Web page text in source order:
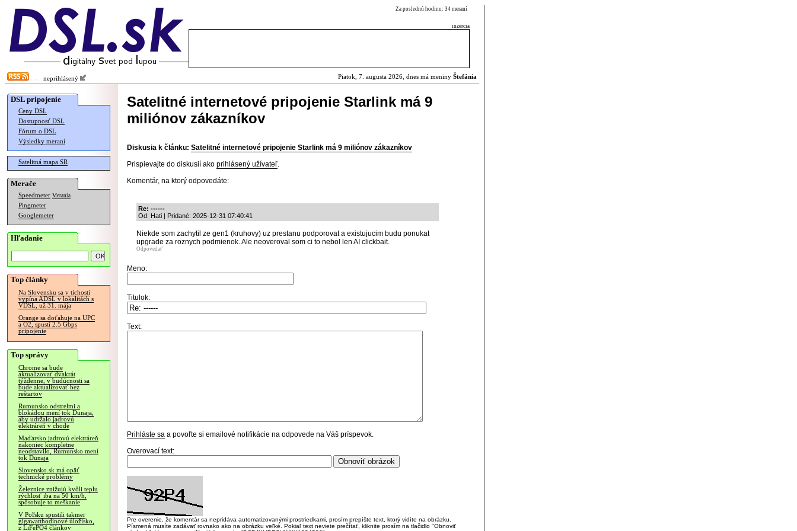
Za poslednú hodinu: 34 meraní
inzercia
neprihlásený Piatok, 7. augusta 2026, dnes má meniny Štefánia
DSL pripojenie
Ceny DSL
Dostupnosť DSL
Fórum o DSL
Výsledky meraní
Satelitná mapa SR
Merače
Speedmeter Merania
Pingmeter
Googlemeter
Hľadanie
Top články
Na Slovensku sa v tichosti
vypína ADSL v lokalitách s
VDSL, už 31. mája
Orange sa doťahuje na UPC
a O2, spustí 2.5 Gbps
pripojenie
Top správy
Chrome sa bude
aktualizovať dvakrát
týždenne, v budúcnosti sa
bude aktualizovať bez
reštartov
Rumunsko odstrelmi a
blokádou mení tok Dunaja,
aby udržalo jadrovú
elektráreň v chode
Maďarsko jadrovú elektráreň
nakoniec kompletne
neodstavilo, Rumunsko mení
tok Dunaja
Slovensko.sk má opäť
technické problémy
Železnice znižujú kvôli teplu
rýchlosť iba na 50 km/h,
spôsobuje to meškanie
V Poľsku spustili takmer
gigawatthodinové úložisko,
z LiFePO4 článkov
Satelitné internetové pripojenie Starlink má 9
miliónov zákazníkov
Diskusia k článku: Satelitné internetové pripojenie Starlink má 9 miliónov zákazníkov
Prispievajte do diskusií ako prihlásený užívateľ.
Komentár, na ktorý odpovedáte:
Re: ------
Od: Hati | Pridané: 2025-12-31 07:40:41
Niekde som zachytil ze gen1 (kruhovy) uz prestanu podporovat a existujucim budu ponukat
upgrade za roznych podmienok. Ale neoveroval som ci to nebol len AI clickbait.
Odpovedať
Meno:
Titulok:
Text:
Prihláste sa a povoľte si emailové notifikácie na odpovede na Váš príspevok.
Overovací text:
Pre overenie, že komentár sa nepridáva automatizovanými prostriedkami, prosím prepíšte text, ktorý vidíte na obrázku.
Písmená musíte zadávať rovnako ako na obrázku veľké. Pokiaľ text neviete prečítať, kliknite prosím na tlačidlo "Obnoviť